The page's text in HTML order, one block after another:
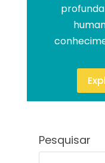
Pesquisar